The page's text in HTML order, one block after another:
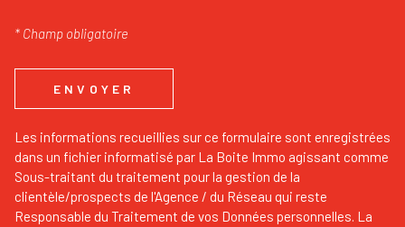
* Champ obligatoire
ENVOYER
Les informations recueillies sur ce formulaire sont enregistrées
dans un fichier informatisé par La Boite Immo agissant comme
Sous-traitant du traitement pour la gestion de la
clientèle/prospects de l'Agence / du Réseau qui reste
Responsable du Traitement de vos Données personnelles. La